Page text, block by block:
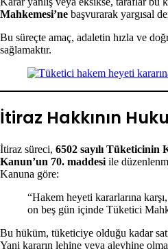
Mahkemesi’ne başvurarak yargısal
Bu süreçte amaç, adaletin hızla ve
sağlamaktır.
İtiraz Hakkının
İtiraz süreci, 6502 sayılı Tüketicinin
Kanun’un 70. maddesi ile
Kanuna göre:
“Hakem heyeti kararlarına
on beş gün içinde Tüketici
Bu hüküm, tüketiciye olduğu kadar
Yani kararın lehine veya aleyhine